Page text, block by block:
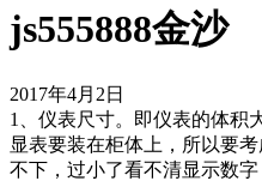
js555888金沙
2017年4月2日
1、仪表尺寸。即仪表的体积
显表要装在柜体上，所以要
不下，过小了看不清显示数